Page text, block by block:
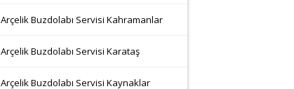
Arçelik Buzdolabı Servisi Kahramanlar
Arçelik Buzdolabı Servisi Karataş
Arçelik Buzdolabı Servisi Kaynaklar